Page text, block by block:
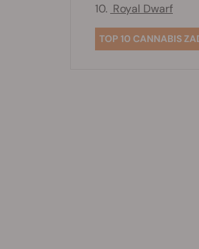
10. Royal Dwarf
TOP 10 CANNABIS